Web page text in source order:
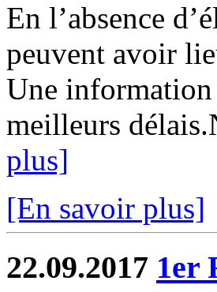
En l’absence
peuvent avoir
Une information
meilleurs
plus]
[En savoir plus]
22.09.2017 1er